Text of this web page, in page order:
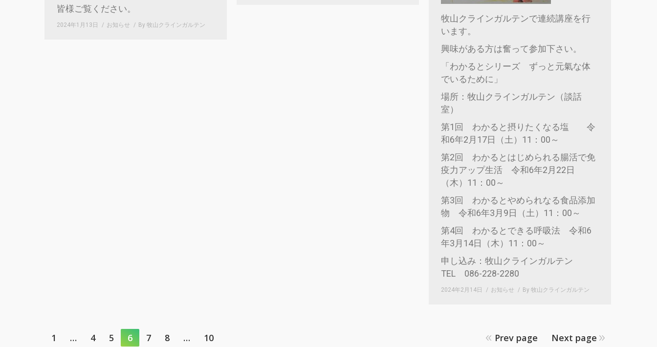
牧山クラインガルテンで連続講座を行
います。
興味がある方は奮って参加下さい。
「わかるとシリーズ ずっと元氣な体
でいるために」
場所：牧山クラインガルテン（談話
室）
第1回 わかると摂りたくなる塩 令
和6年2月17日（土）11：00～
第2回 わかるとはじめられる腸活で免
疫力アップ生活 令和6年2月22日
（木）11：00～
第3回 わかるとやめられなる食品添加
物 令和6年3月9日（土）11：00～
第4回 わかるとできる呼吸法 令和6
年3月14日（木）11：00～
申し込み：牧山クラインガルテン
TEL 086-228-2280
2024年2月14日 お知らせ By 牧山クラインガルテン
皆様ご覧ください。
2024年1月13日 お知らせ By 牧山クラインガルテン
1 … 4 5 6 7 8 … 10 Prev page Next page